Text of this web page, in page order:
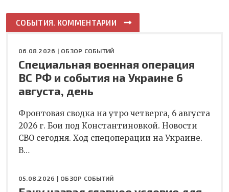
СОБЫТИЯ. КОММЕНТАРИИ
06.08.2026 | ОБЗОР СОБЫТИЙ
Специальная военная операция
ВС РФ и события на Украине 6
августа, день
Фронтовая сводка на утро четверга, 6 августа
2026 г. Бои под Константиновкой. Новости
СВО сегодня. Ход спецоперации на Украине.
В…
05.08.2026 | ОБЗОР СОБЫТИЙ